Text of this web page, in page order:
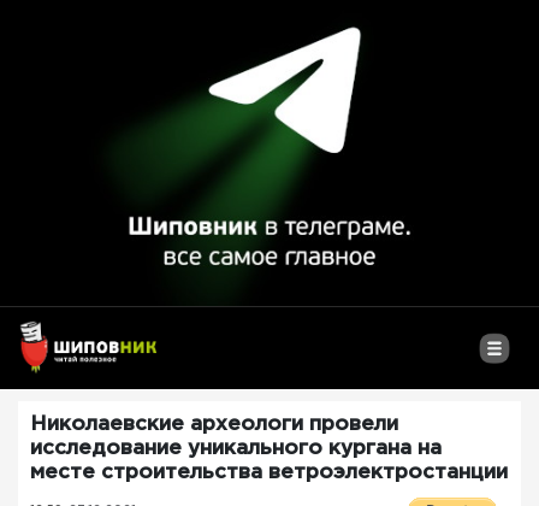
Николаевские археологи провели
исследование уникального кургана на
месте строительства ветроэлектростанции